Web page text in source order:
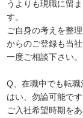
うよりも現職に留
す。
ご自身の考えを整
からのご登録も当
一度ご相談下さい。
Q、在職中でも転
はい、勿論可能です
ご入社希望時期を